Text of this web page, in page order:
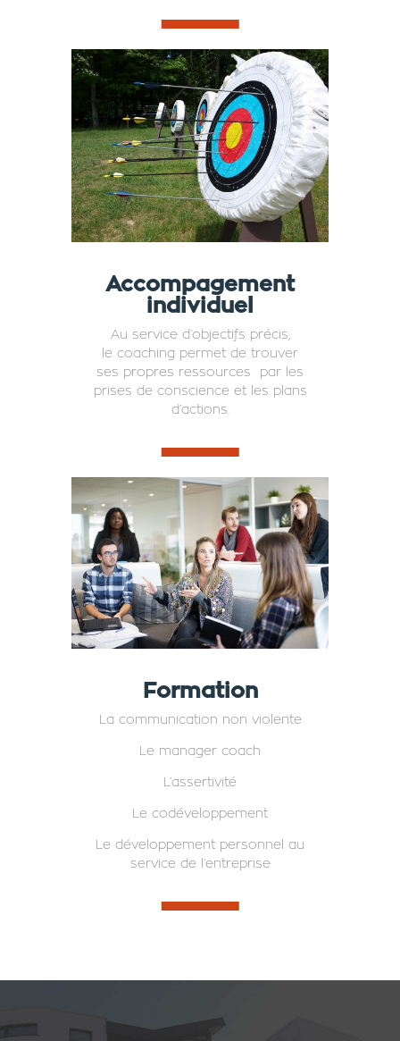
Accompagement
individuel
Au service d’objectifs précis,
le coaching permet de trouver
ses propres ressources par les
prises de conscience et les plans
d’actions.
Formation
La communication non violente
Le manager coach
L’assertivité
Le codéveloppement
Le développement personnel au
service de l’entreprise